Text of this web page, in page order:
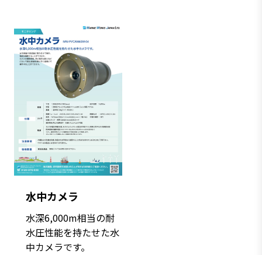
水中カメラ
水深6,000m相当の耐
水圧性能を持たせた水
中カメラです。